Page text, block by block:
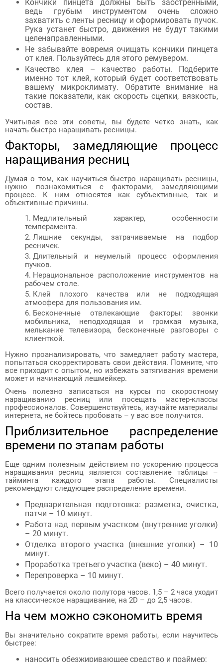
Кончики пинцета должны быть заостренными,
ведь грубым инструментом очень сложно
захватить с ленты ресницу и сформировать пучок.
Рука устанет быстро, движения не будут такими
целенаправленными.
Не забывайте вовремя очищать кончики пинцета
от клея. Пользуйтесь для этого ремувером.
Качество клея – качество работы. Подберите
именно тот клей, который будет соответствовать
вашему микроклимату. Обратите внимание на
такие показатели, как скорость сцепки, вязкость,
состав.
Учитывая все эти советы, вы будете четко знать, как
начать быстро наращивать ресницы.
Факторы, замедляющие процесс
наращивания ресниц
Думая о том, как научиться быстро наращивать ресницы,
нужно познакомиться с факторами, замедляющими
процесс. К ним относятся как субъективные, так и
объективные причины.
Медлительный характер, особенности
темперамента.
Лишние секунды, затрачиваемые на подбор
ресничек.
Длительный и неумелый процесс оформления
пучков.
Нерациональное расположение инструментов на
рабочем столе.
Клей плохого качества или не подходящая
атмосфера для пользования им.
Бесконечные отвлекающие факторы: звонки
мобильника, неподходящая и громкая музыка,
мелькание телевизора, бесконечные разговоры с
клиенткой.
Нужно проанализировать, что замедляет работу мастера,
попытаться скорректировать свои действия. Помните, что
все приходит с опытом, но избежать затягивания времени
может и начинающий лешмейкер.
Очень полезно записаться на курсы по скоростному
наращиванию ресниц или посещать мастер-классы
профессионалов. Совершенствуйтесь, изучайте материалы
интернета, не бойтесь пробовать – у вас все получится.
Приблизительное распределение
времени по этапам работы
Еще одним полезным действием по ускорению процесса
наращивания ресниц является составление таблицы –
тайминга каждого этапа работы. Специалисты
рекомендуют следующее распределение времени.
Предварительная подготовка: разметка, очистка,
патчи – 10 минут.
Работа над первым участком (внутренние уголки)
– 20 минут.
Отделка второго участка (внешние уголки) – 10
минут.
Проработка третьего участка (веко) – 40 минут.
Перепроверка – 10 минут.
Всего получается около полутора часов. 1,5 – 2 часа уходит
на классическое наращивание, на 2D – до 2,5 часов.
На чем можно сэкономить время
Вы значительно сократите время работы, если научитесь
быстрее:
наносить обезжиривающее средство и праймер;